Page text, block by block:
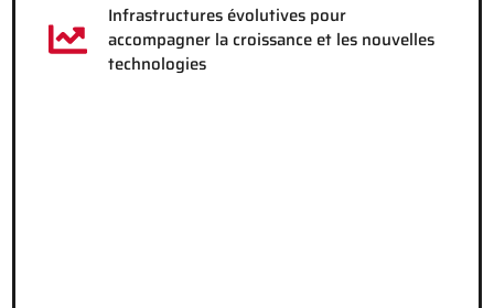
Infrastructures évolutives pour
accompagner la croissance et les nouvelles
technologies